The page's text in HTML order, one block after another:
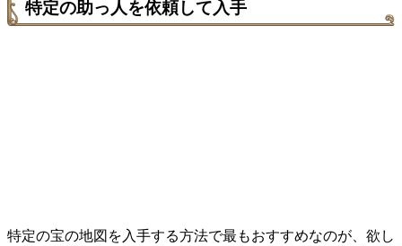
特定の助っ人を依頼して入手
特定の宝の地図を入手する方法で最もおすすめなのが、欲し